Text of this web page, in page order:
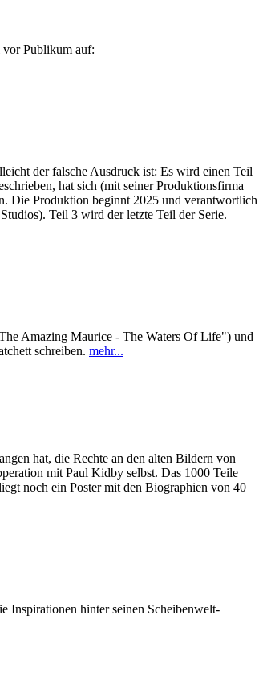
vor Publikum auf:
der falsche Ausdruck ist: Es wird einen Teil
hat sich (mit seiner Produktionsfirma
Die Produktion beginnt 2025 und verantwortlich
Teil 3 wird der letzte Teil der Serie.
Amazing Maurice - The Waters Of Life") und
schreiben. mehr...
hat, die Rechte an den alten Bildern von
mit Paul Kidby selbst. Das 1000 Teile
noch ein Poster mit den Biographien von 40
Inspirationen hinter seinen Scheibenwelt-